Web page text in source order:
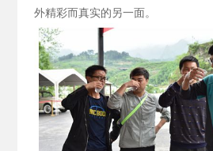
外精彩而真实的另一面。